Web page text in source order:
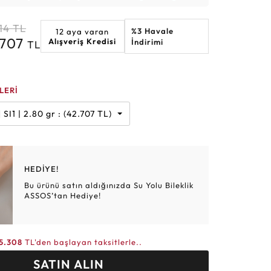
TL
TL
12 aya varan
Alışveriş Kredisi
%3 Havale
İndirimi
| G | SI1 | 2.80 gr : (42.707 TL)
HEDİYE!
Bu ürünü satın aldığınızda Su Yolu Bileklik
ASSOS’tan Hediye!
TL'den başlayan taksitlerle..
SATIN ALIN